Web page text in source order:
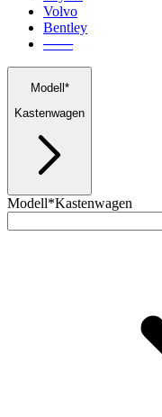
Volvo
Bentley
───
Modell*
Kastenwagen
Modell*Kastenwagen